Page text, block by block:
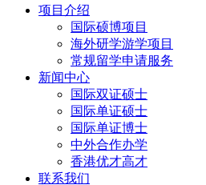
项目介绍
国际硕博项目
海外研学游学项目
常规留学申请服务
新闻中心
国际双证硕士
国际单证硕士
国际单证博士
中外合作办学
香港优才高才
联系我们